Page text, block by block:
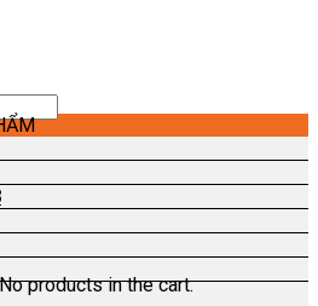
products in the cart.